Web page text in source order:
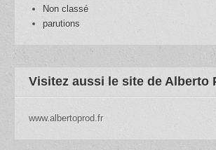
Non classé
parutions
Visitez aussi le site de Alberto
www.albertoprod.fr